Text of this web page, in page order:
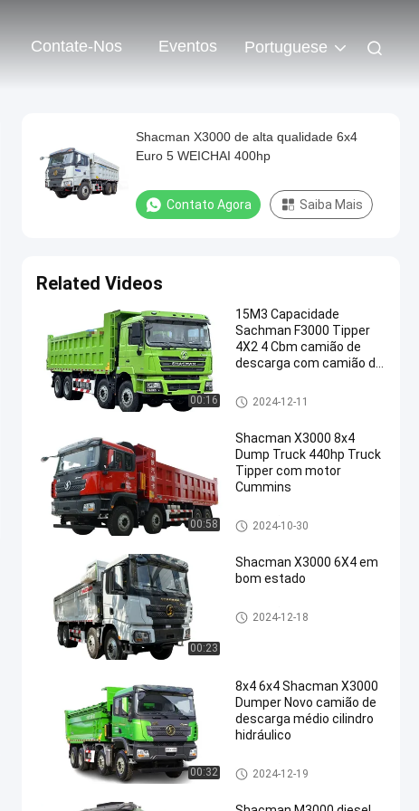
Contate-Nos Eventos Portuguese
Shacman X3000 de alta qualidade 6x4
Euro 5 WEICHAI 400hp
Contato Agora Saiba Mais
Related Videos
00:16
15M3 Capacidade
Sachman F3000 Tipper
4X2 4 Cbm camião de
descarga com camião de
Caminhão basculante de SHA
CMAN
2024-12-11
00:58
Shacman X3000 8x4
Dump Truck 440hp Truck
Tipper com motor
Cummins
Caminhão basculante de SHA
CMAN
2024-10-30
00:23
Shacman X3000 6X4 em
bom estado
Caminhão basculante de SHA
CMAN
2024-12-18
00:32
8x4 6x4 Shacman X3000
Dumper Novo camião de
descarga médio cilindro
hidráulico
Caminhão basculante de SHA
CMAN
2024-12-19